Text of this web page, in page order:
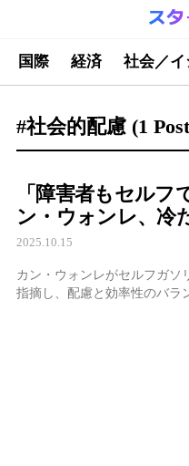
国際 経済 社会／
#社会的配慮 (1
「障害者もセル
ン・ウォンレ、冷
が交差した日
2025.10.15
カン・ウォンレがセルフガソ
指摘し、配慮と効率性のバラ